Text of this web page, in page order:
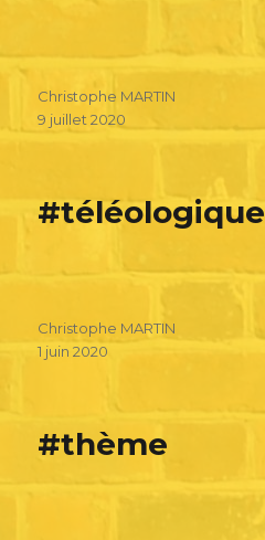
Christophe MARTIN
9 juillet 2020
#téléologique
Christophe MARTIN
1 juin 2020
#thème